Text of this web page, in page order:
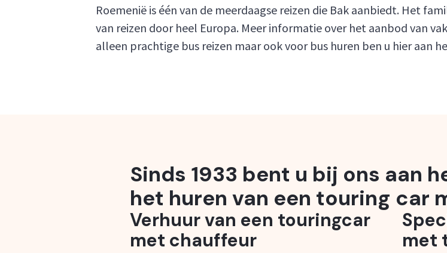
Roemenië is één van de meerdaagse reizen die Bak aanbiedt. Het
van reizen door heel Europa. Meer informatie over het aanbod van
alleen prachtige bus reizen maar ook voor bus huren ben u hier aan
Sinds 1933 bent u bij ons aan
het huren van een touring car
Verhuur van een touringcar
met chauffeur
met